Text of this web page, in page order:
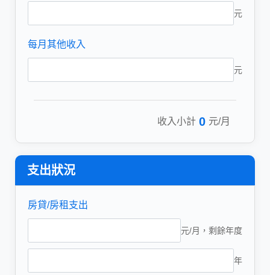
元
每月其他收入
元
收入小計 0 元/月
支出狀況
房貸/房租支出
元/月，剩餘年度
年